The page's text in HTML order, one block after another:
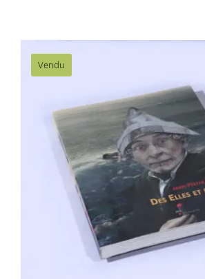
Vendu
Jean-Pierre Le Bozec – Des
îles